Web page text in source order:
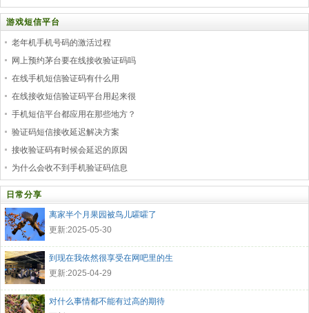
游戏短信平台
老年机手机号码的激活过程
网上预约茅台要在线接收验证码吗
在线手机短信验证码有什么用
在线接收短信验证码平台用起来很
手机短信平台都应用在那些地方？
验证码短信接收延迟解决方案
接收验证码有时候会延迟的原因
为什么会收不到手机验证码信息
日常分享
离家半个月果园被鸟儿嚯嚯了
更新:2025-05-30
到现在我依然很享受在网吧里的生
更新:2025-04-29
对什么事情都不能有过高的期待